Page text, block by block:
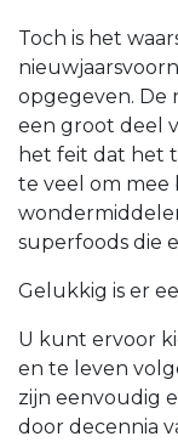
Toch is het
opgegeven. De
een groot deel
het feit dat het
te veel om mee
superfoods die
Gelukkig is er
U kunt ervoor
en te leven
zijn eenvoudig
door decennia